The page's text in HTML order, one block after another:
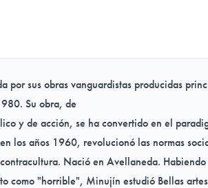
por sus obras vanguardistas producidas
Su obra, de
y de acción, se ha convertido en el
los años 1960, revolucionó las normas
Nació en Avellaneda.
como "horrible", Minujín estudió Bellas